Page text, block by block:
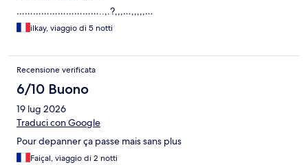
…………………………..,.?,,,…,,,,,…
ilkay, viaggio di 5 notti
Recensione verificata
6/10 Buono
19 lug 2026
Traduci con Google
Pour depanner ça passe mais sans plus
Faiçal, viaggio di 2 notti